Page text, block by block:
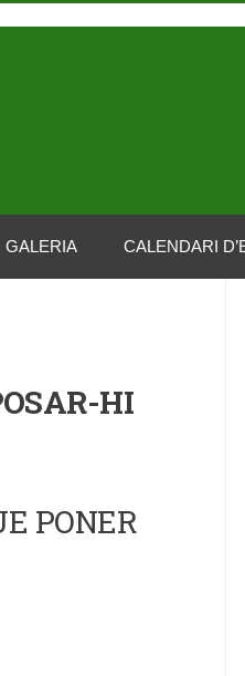
GALERIA CALENDARI
HI
PONER